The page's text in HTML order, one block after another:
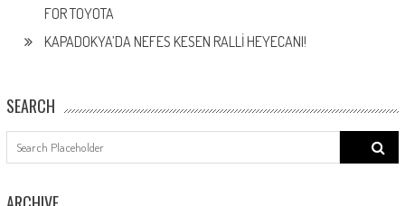
FOR TOYOTA
KAPADOKYA’DA NEFES KESEN RALLİ HEYECANI!
SEARCH
Search
for: